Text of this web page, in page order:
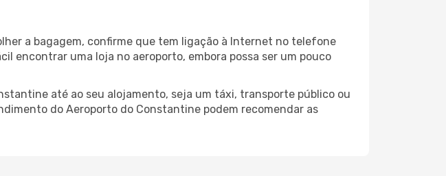
a bagagem, confirme que tem ligação à Internet no telefone
encontrar uma loja no aeroporto, embora possa ser um pouco
até ao seu alojamento, seja um táxi, transporte público ou
do Aeroporto do Constantine podem recomendar as